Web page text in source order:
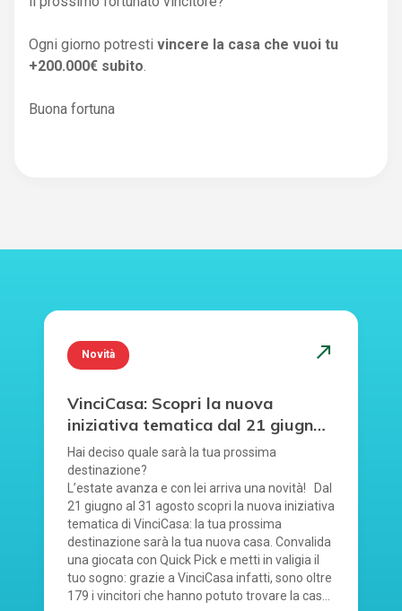
Ogni giorno potresti vincere la casa che vuoi tu
+200.000€ subito.
Buona fortuna
Novità north_east
VinciCasa: Scopri la nuova
iniziativa tematica dal 21 giugno
al 31 agosto.
Hai deciso quale sarà la tua prossima
destinazione?
L’estate avanza e con lei arriva una novità! Dal
21 giugno al 31 agosto scopri la nuova iniziativa
tematica di VinciCasa: la tua prossima
destinazione sarà la tua nuova casa. Convalida
una giocata con Quick Pick e metti in valigia il
tuo sogno: grazie a VinciCasa infatti, sono oltre
179 i vincitori che hanno potuto trovare la casa